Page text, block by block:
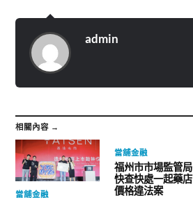
admin
相關內容 →
當舖金融
當舖金融
福州市市場監管局
快查快處一起藥店
價格違法案